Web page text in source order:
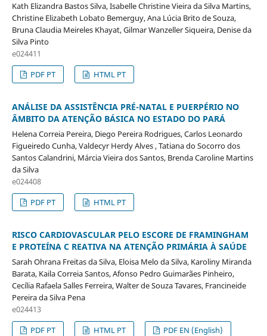
Kath Elizandra Bastos Silva, Isabelle Christine Vieira da Silva Martins,
Christine Elizabeth Lobato Bemerguy, Ana Lúcia Brito de Souza,
Bruna Claudia Meireles Khayat, Gilmar Wanzeller Siqueira, Denise da
Silva Pinto
e024411
PDF PT
HTML PT
ANÁLISE DA ASSISTÊNCIA PRÉ-NATAL E PUERPÉRIO NO
ÂMBITO DA ATENÇÃO BÁSICA NO ESTADO DO PARÁ
Helena Correia Pereira, Diego Pereira Rodrigues, Carlos Leonardo
Figueiredo Cunha, Valdecyr Herdy Alves , Tatiana do Socorro dos
Santos Calandrini, Márcia Vieira dos Santos, Brenda Caroline Martins
da Silva
e024408
PDF PT
HTML PT
RISCO CARDIOVASCULAR PELO ESCORE DE FRAMINGHAM
E PROTEÍNA C REATIVA NA ATENÇÃO PRIMÁRIA À SAÚDE
Sarah Ohrana Freitas da Silva, Eloisa Melo da Silva, Karoliny Miranda
Barata, Kaila Correia Santos, Afonso Pedro Guimarães Pinheiro,
Cecília Rafaela Salles Ferreira, Walter de Souza Tavares, Francineide
Pereira da Silva Pena
e024413
PDF PT
HTML PT
PDF EN (English)